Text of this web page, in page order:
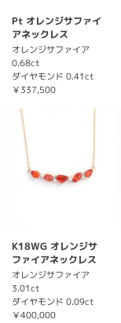
Pt オレンジサファイ
アネックレス
オレンジサファイア
0.68ct
ダイヤモンド 0.41ct
￥337,500
K18WG オレンジサ
ファイアネックレス
オレンジサファイア
3.01ct
ダイヤモンド 0.09ct
￥400,000